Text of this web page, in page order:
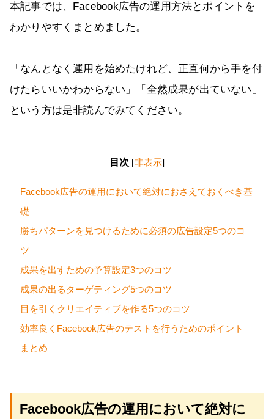
本記事では、Facebook広告の運用方法とポイントを
わかりやすくまとめました。
「なんとなく運用を始めたけれど、正直何から手を付
けたらいいかわからない」「全然成果が出ていない」
という方は是非読んでみてください。
目次 [非表示]
Facebook広告の運用において絶対におさえておくべき基
礎
勝ちパターンを見つけるために必須の広告設定5つのコ
ツ
成果を出すための予算設定3つのコツ
成果の出るターゲティング5つのコツ
目を引くクリエイティブを作る5つのコツ
効率良くFacebook広告のテストを行うためのポイント
まとめ
Facebook広告の運用において絶対に